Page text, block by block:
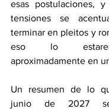
esas postulaciones,
tensiones se
terminar en pleitos y
eso lo
aproximadamente en
Un resumen de lo
junio de 2027